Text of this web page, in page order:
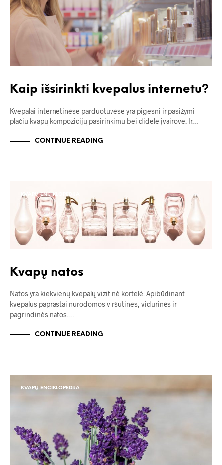
Kaip išsirinkti kvepalus internetu?
Kvepalai internetinėse parduotuvėse yra pigesni ir pasižymi
plačiu kvapų kompozicijų pasirinkimu bei didele įvairove. Ir…
CONTINUE READING
KVAPŲ ENCIKLOPEDIJA
Kvapų natos
Natos yra kiekvienų kvepalų vizitinė kortelė. Apibūdinant
kvepalus paprastai nurodomos viršutinės, vidurinės ir
pagrindinės natos.…
CONTINUE READING
KVAPŲ ENCIKLOPEDIJA